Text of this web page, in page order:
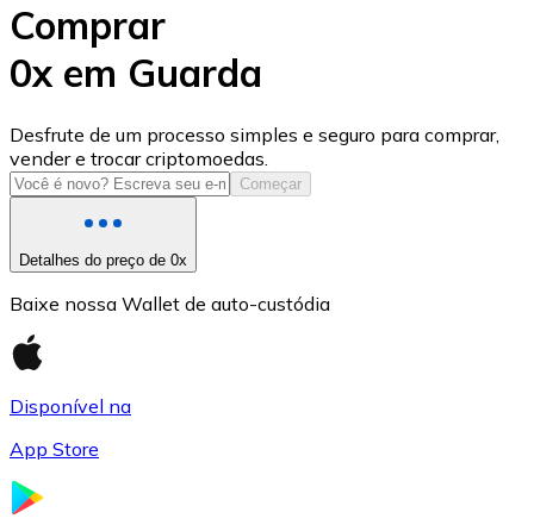
USD Coin
USDC
Comprar
0x em Guarda
Desfrute de um processo simples e seguro para comprar,
vender e trocar criptomoedas.
Começar
Detalhes do preço de 0x
Baixe nossa Wallet de auto-custódia
Disponível na
App Store